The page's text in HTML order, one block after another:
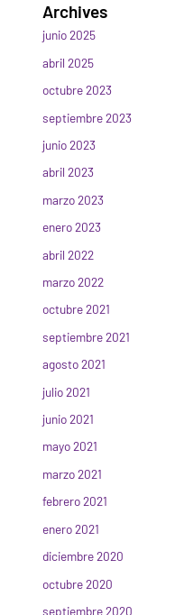
Archives
junio 2025
abril 2025
octubre 2023
septiembre 2023
junio 2023
abril 2023
marzo 2023
enero 2023
abril 2022
marzo 2022
octubre 2021
septiembre 2021
agosto 2021
julio 2021
junio 2021
mayo 2021
marzo 2021
febrero 2021
enero 2021
diciembre 2020
octubre 2020
septiembre 2020